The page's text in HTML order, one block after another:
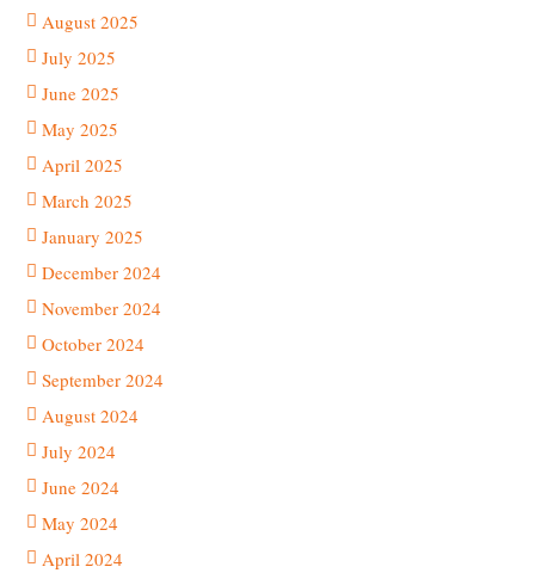
August 2025
July 2025
June 2025
May 2025
April 2025
March 2025
January 2025
December 2024
November 2024
October 2024
September 2024
August 2024
July 2024
June 2024
May 2024
April 2024